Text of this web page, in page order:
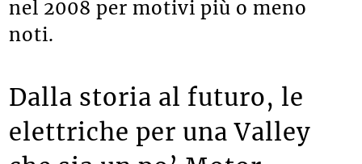
nel 2008 per motivi più o meno
Dalla storia al futuro, le
elettriche per una Valley